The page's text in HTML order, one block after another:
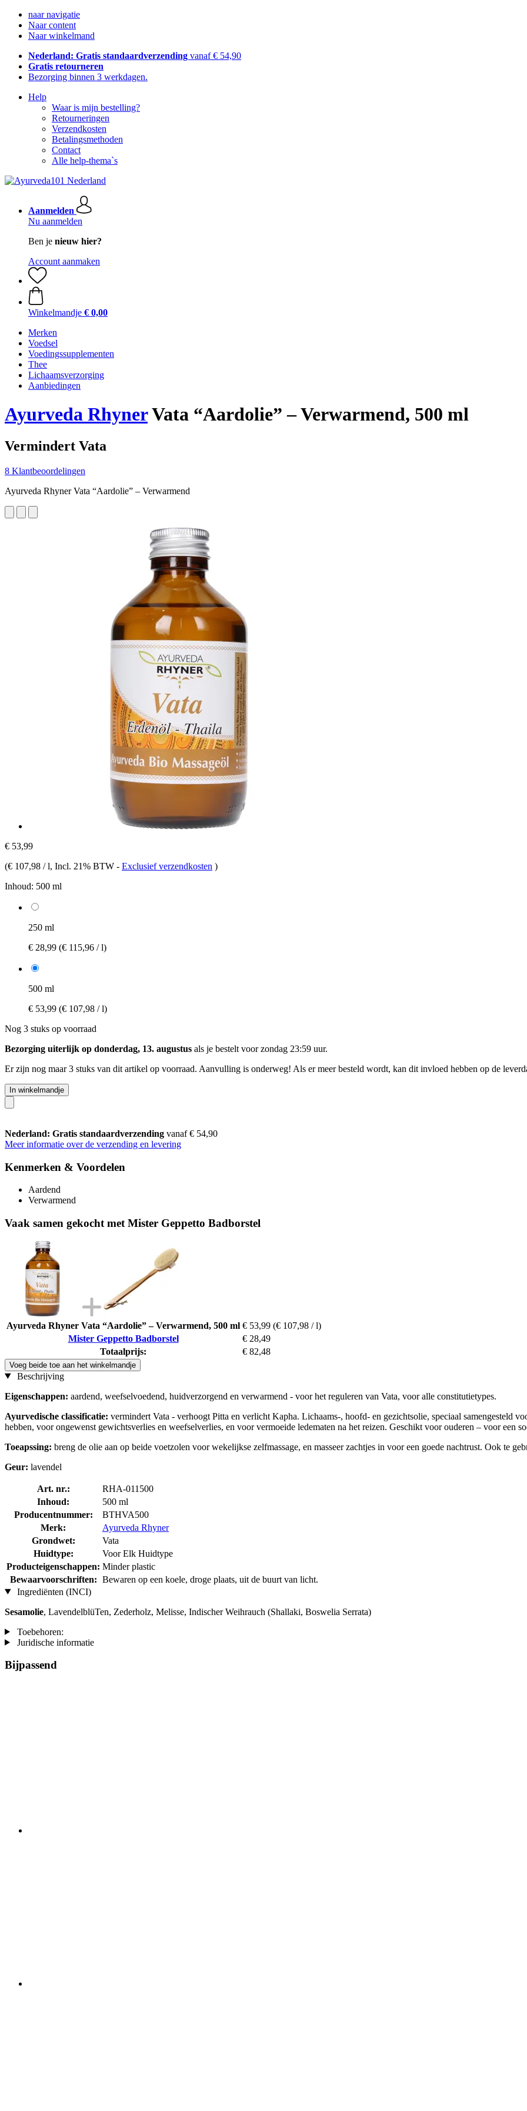
naar navigatie
Naar content
Naar winkelmand
Nederland: Gratis standaardverzending vanaf € 54,90
Gratis retourneren
Bezorging binnen 3 werkdagen.
Help
Waar is mijn bestelling?
Retourneringen
Verzendkosten
Betalingsmethoden
Contact
Alle help-thema`s
Aanmelden
Nu aanmelden
Ben je nieuw hier?
Account aanmaken
Winkelmandje € 0,00
Merken
Voedsel
Voedingssupplementen
Thee
Lichaamsverzorging
Aanbiedingen
Ayurveda RhynerVata “Aardolie” – Verwarmend, 500 ml
Vermindert Vata
8 Klantbeoordelingen
Ayurveda Rhyner Vata “Aardolie” – Verwarmend
€ 53,99
(€ 107,98 / l, Incl. 21% BTW - Exclusief verzendkosten )
Inhoud: 500 ml
250 ml
€ 28,99 (€ 115,96 / l)
500 ml
€ 53,99 (€ 107,98 / l)
Nog 3 stuks op voorraad
Bezorging uiterlijk op donderdag, 13. augustus als je bestelt voorzondag 23:59 uur.
Er zijn nog maar 3 stuks van dit artikel op voorraad. Aanvulling is onderweg! Als er meer besteld wordt, kan dit invloed hebben op de
In winkelmandje
Nederland: Gratis standaardverzending vanaf € 54,90
Meer informatie over de verzending en levering
Kenmerken & Voordelen
Aardend
Verwarmend
Vaak samen gekocht met Mister Geppetto Badborstel
Ayurveda Rhyner Vata “Aardolie” – Verwarmend, 500 ml € 53,99 (€ 107,98 / l)
Mister Geppetto Badborstel
€ 28,49
Totaalprijs:
€ 82,48
Voeg beide toe aan het winkelmandje
Beschrijving
Eigenschappen: aardend, weefselvoedend, huidverzorgend en verwarmend - voor het reguleren van Vata, voor alle constitutietypes.
Ayurvedische classificatie: vermindert Vata - verhoogt Pitta en verlicht Kapha. Lichaams-, hoofd- en gezichtsolie, speciaal samengesteld
hebben, voor ongewenst gewichtsverlies en weefselverlies, en voor vermoeide ledematen na het reizen. Geschikt voor ouderen – voor een
Toeapssing: breng de olie aan op beide voetzolen voor wekelijkse zelfmassage, en masseer zachtjes in voor een goede nachtrust. Ook te
Geur: lavendel
Art. nr.:
RHA-011500
Inhoud:
500 ml
Producentnummer:
BTHVA500
Merk:
Ayurveda Rhyner
Grondwet:
Vata
Huidtype:
Voor Elk Huidtype
Producteigenschappen: Minder plastic
Bewaarvoorschriften: Bewaren op een koele, droge plaats, uit de buurt van licht.
Ingrediënten (INCI)
Sesamolie, LavendelblüTen, Zederholz, Melisse, Indischer Weihrauch (Shallaki, Boswelia Serrata)
Toebehoren:
Juridische informatie
Bijpassend